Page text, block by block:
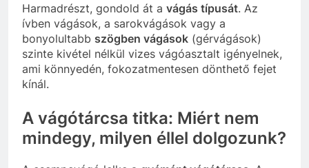
Harmadrészt, gondold át a vágás típusát. Az
ívben vágások, a sarokvágások vagy a
bonyolultabb szögben vágások (gérvágások)
szinte kivétel nélkül vizes vágóasztalt igényelnek,
ami könnyedén, fokozatmentesen dönthető fejet
kínál.
A vágótárcsa titka: Miért nem
mindegy, milyen éllel dolgozunk?